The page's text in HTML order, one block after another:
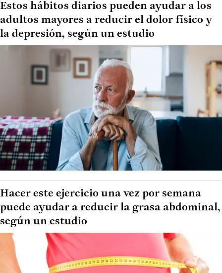
Estos hábitos diarios pueden ayudar a los
adultos mayores a reducir el dolor físico y
la depresión, según un estudio
Hacer este ejercicio una vez por semana
puede ayudar a reducir la grasa abdominal,
según un estudio